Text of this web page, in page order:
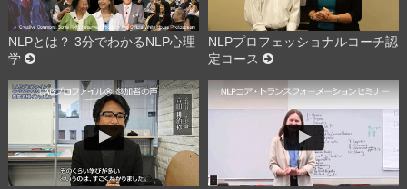
NLPとは？ 3分でわかるNLP心理
学
NLPプロフェッショナルコーチ認
定コース